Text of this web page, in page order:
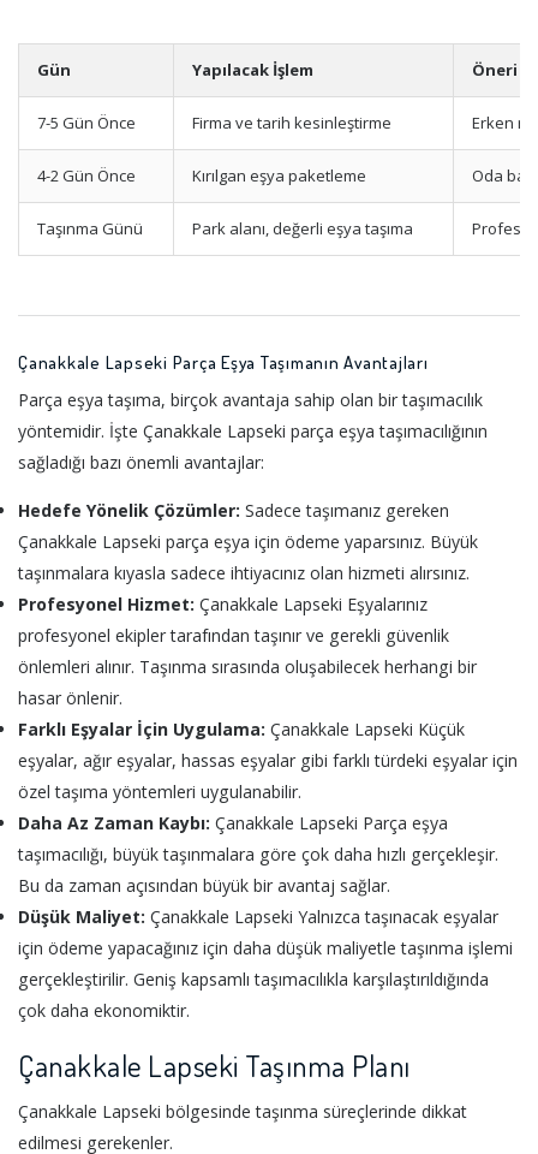
Gün Yapılacak İşlem Öneri
7-5 Gün Önce Firma ve tarih kesinleştirme Erken
4-2 Gün Önce Kırılgan eşya paketleme Oda
Taşınma Günü Park alanı, değerli eşya taşıma
Çanakkale Lapseki Parça Eşya Taşımanın Avantajları
Parça eşya taşıma, birçok avantaja sahip olan bir taşımacılık
yöntemidir. İşte Çanakkale Lapseki parça eşya taşımacılığının
sağladığı bazı önemli avantajlar:
Hedefe Yönelik Çözümler: Sadece taşımanız gereken
Çanakkale Lapseki parça eşya için ödeme yaparsınız. Büyük
taşınmalara kıyasla sadece ihtiyacınız olan hizmeti alırsınız.
Profesyonel Hizmet: Çanakkale Lapseki Eşyalarınız
profesyonel ekipler tarafından taşınır ve gerekli güvenlik
önlemleri alınır. Taşınma sırasında oluşabilecek herhangi bir
hasar önlenir.
Farklı Eşyalar İçin Uygulama: Çanakkale Lapseki Küçük
eşyalar, ağır eşyalar, hassas eşyalar gibi farklı türdeki eşyalar için
özel taşıma yöntemleri uygulanabilir.
Daha Az Zaman Kaybı: Çanakkale Lapseki Parça eşya
taşımacılığı, büyük taşınmalara göre çok daha hızlı gerçekleşir.
Bu da zaman açısından büyük bir avantaj sağlar.
Düşük Maliyet: Çanakkale Lapseki Yalnızca taşınacak eşyalar
için ödeme yapacağınız için daha düşük maliyetle taşınma işlemi
gerçekleştirilir. Geniş kapsamlı taşımacılıkla karşılaştırıldığında
çok daha ekonomiktir.
Çanakkale Lapseki Taşınma Planı
Çanakkale Lapseki bölgesinde taşınma süreçlerinde dikkat
edilmesi gerekenler.